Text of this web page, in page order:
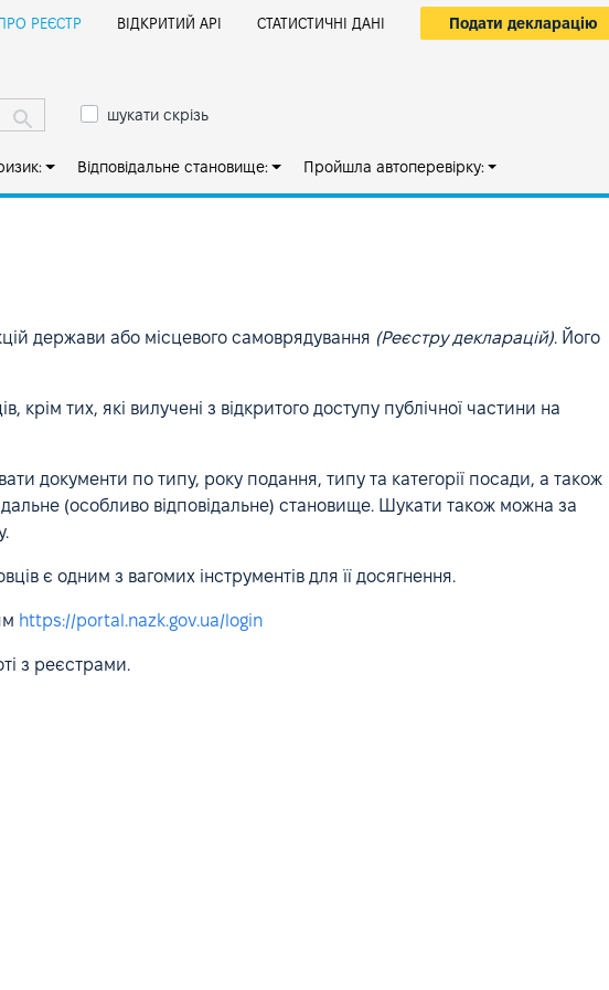
ПРО РЕЄСТР ВІДКРИТИЙ АРІ СТАТИСТИЧНІ ДАНІ Подати декларацію
шукати скрізь
Відповідальне становище: Пройшла автоперевірку:
держави або місцевого самоврядування (Реєстру декларацій). Його
тих, які вилучені з відкритого доступу публічної частини на
документи по типу, року подання, типу та категорії посади, а також
(особливо відповідальне) становище. Шукати також можна за
є одним з вагомих інструментів для її досягнення.
https://portal.nazk.gov.ua/login
з реєстрами.